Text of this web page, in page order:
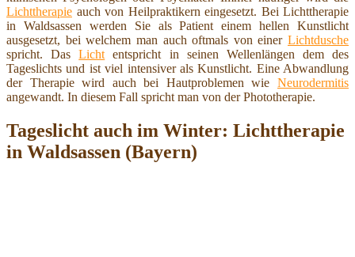
Lichttherapie auch von Heilpraktikern eingesetzt. Bei Lichttherapie
in Waldsassen werden Sie als Patient einem hellen Kunstlicht
ausgesetzt, bei welchem man auch oftmals von einer Lichtdusche
spricht. DasLicht entspricht in seinen Wellenlängen dem des
Tageslichts und ist viel intensiver als Kunstlicht. Eine Abwandlung
der Therapie wird auch bei Hautproblemen wie Neurodermitis
angewandt. In diesem Fall spricht man von der Phototherapie.
Tageslicht auch im Winter: Lichttherapie
in Waldsassen (Bayern)